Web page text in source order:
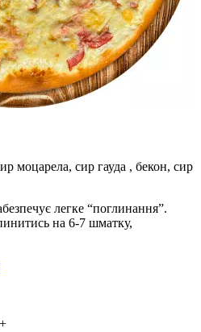
моцарела, сир гауда , бекон, сир
легке “поглинання”.
на 6-7 шматку,
+